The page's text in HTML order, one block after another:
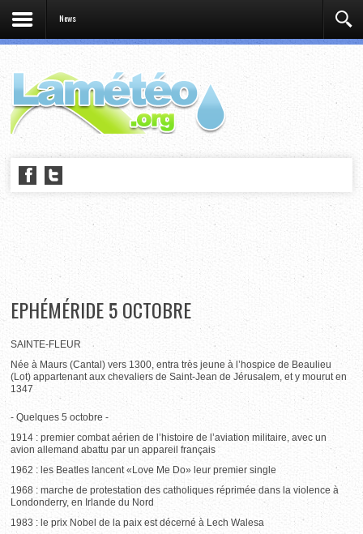
News
EPHÉMÉRIDE 5 OCTOBRE
SAINTE-FLEUR
Née à Maurs (Cantal) vers 1300, entra très jeune à l’hospice de Beaulieu
(Lot) appartenant aux chevaliers de Saint-Jean de Jérusalem, et y mourut en
1347
- Quelques 5 octobre -
1914 : premier combat aérien de l’histoire de l’aviation militaire, avec un
avion allemand abattu par un appareil français
1962 : les Beatles lancent «Love Me Do» leur premier single
1968 : marche de protestation des catholiques réprimée dans la violence à
Londonderry, en Irlande du Nord
1983 : le prix Nobel de la paix est décerné à Lech Walesa